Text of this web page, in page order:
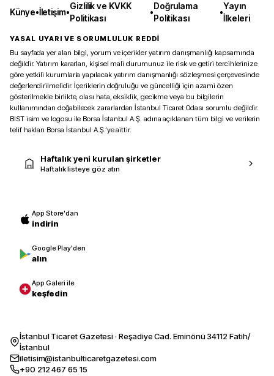
Künye•İletişim•
Gizlilik ve KVKK
Politikası
•
Doğrulama
Politikası
•
Yayın
İlkeleri
YASAL UYARI VE SORUMLULUK REDDİ
Bu sayfada yer alan bilgi, yorum ve içerikler yatırım danışmanlığı kapsamında
değildir. Yatırım kararları, kişisel mali durumunuz ile risk ve getiri tercihlerinize
göre yetkili kurumlarla yapılacak yatırım danışmanlığı sözleşmesi çerçevesinde
değerlendirilmelidir. İçeriklerin doğruluğu ve güncelliği için azami özen
gösterilmekle birlikte, olası hata, eksiklik, gecikme veya bu bilgilerin
kullanımından doğabilecek zararlardan İstanbul Ticaret Odası sorumlu değildir.
BIST isim ve logosu ile Borsa İstanbul A.Ş. adına açıklanan tüm bilgi ve verilerin
telif hakları Borsa İstanbul A.Ş.’ye aittir.
Haftalık yeni kurulan şirketler
Haftalık listeye göz atın
App Store'dan
indirin
Google Play'den
alın
App Galeri ile
keşfedin
İstanbul Ticaret Gazetesi · Reşadiye Cad. Eminönü 34112 Fatih/
İstanbul
iletisim@istanbulticaretgazetesi.com
+90 212 467 65 15